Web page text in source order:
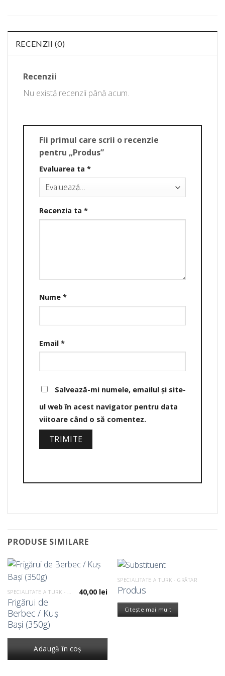
RECENZII (0)
Recenzii
Nu există recenzii până acum.
Fii primul care scrii o recenzie
pentru „Produs”
Evaluarea ta *
Recenzia ta *
Nume *
Email *
Salvează-mi numele, emailul și site-
ul web în acest navigator pentru data
viitoare când o să comentez.
PRODUSE SIMILARE
Frigărui de
Berbec / Kuș
Bași (350g)
40,00 lei
Adaugă în coș
SPECIALITATE A TURK - GRĂTAR
Produs
Citește mai mult